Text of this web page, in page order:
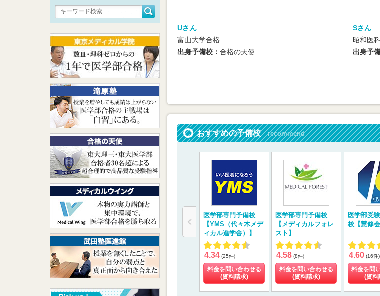
Uさん
富山大学合格
出身予備校： 合格の天使
Sさん
昭和医
出身予
おすすめの予備校 recommend
医学部専門予備校
【YMS（代々木メデ
ィカル進学舎）】
4.34 (25件)
料金を問い合わせる
(資料請求)
医学部専門予備校
【メディカルフォレ
スト】
4.58 (8件)
料金を問い合わせる
(資料請求)
医学部受
校【慧修会
4.60 (16件)
料金を問
(資料